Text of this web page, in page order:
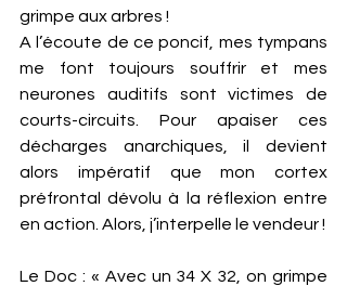
grimpe aux arbres !
A l’écoute de ce poncif, mes tympans
me font toujours souffrir et mes
neurones auditifs sont victimes de
courts-circuits. Pour apaiser ces
décharges anarchiques, il devient
alors impératif que mon cortex
préfrontal dévolu à la réflexion entre
Le Doc : « Avec un 34 X 32, on grimpe